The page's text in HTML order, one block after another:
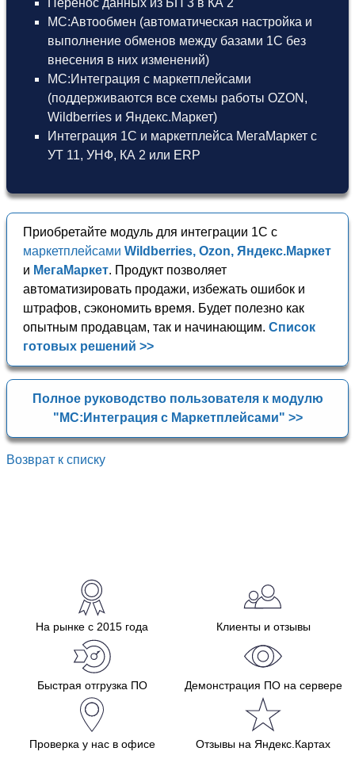
МС:Автообмен (автоматическая настройка и
выполнение обменов между базами 1С без
внесения в них изменений)
МС:Интеграция с маркетплейсами
(поддерживаются все схемы работы OZON,
Wildberries и Яндекс.Маркет)
Интеграция 1С и маркетплейса МегаМаркет с
УТ 11, УНФ, КА 2 или ERP
Приобретайте модуль для интеграции 1С с
маркетплейсами Wildberries, Ozon, Яндекс.Маркет
и МегаМаркет. Продукт позволяет
автоматизировать продажи, избежать ошибок и
штрафов, сэкономить время. Будет полезно как
опытным продавцам, так и начинающим. Список
готовых решений >>
Полное руководство пользователя к модулю
"МС:Интеграция с Маркетплейсами" >>
Возврат к списку
На рынке с 2015 года Клиенты и отзывы
Быстрая отгрузка ПО Демонстрация ПО на сервере
Проверка у нас в офисе Отзывы на Яндекс.Картах